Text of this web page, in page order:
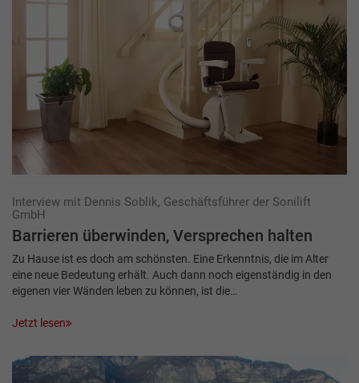
Interview mit Dennis Soblik, Geschäftsführer der Sonilift
GmbH
Barrieren überwinden, ­Versprechen halten
Zu Hause ist es doch am schönsten. Eine Erkenntnis, die im Alter
eine neue Bedeutung erhält. Auch dann noch eigenständig in den
eigenen vier Wänden leben zu können, ist die…
Jetzt lesen